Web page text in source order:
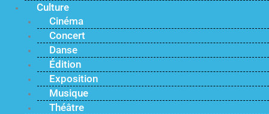
Culture
Cinéma
Concert
Danse
Édition
Exposition
Musique
Théâtre